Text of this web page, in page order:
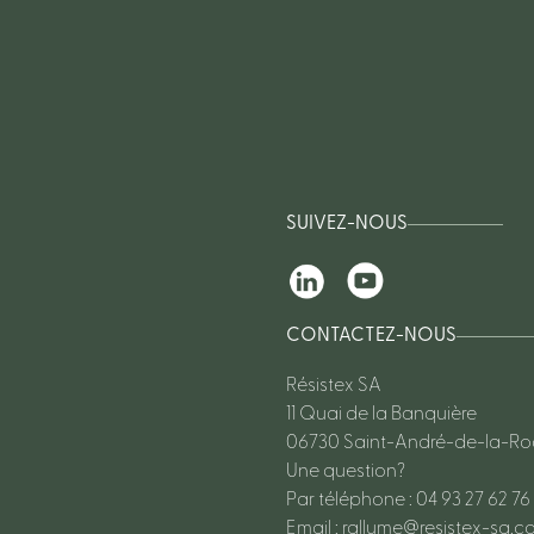
SUIVEZ-NOUS
CONTACTEZ-NOUS
Résistex SA
11 Quai de la Banquière
06730 Saint-André-de-la-
Une question?
Par téléphone : 04 93 27 62 76
Email : rallume@resistex-